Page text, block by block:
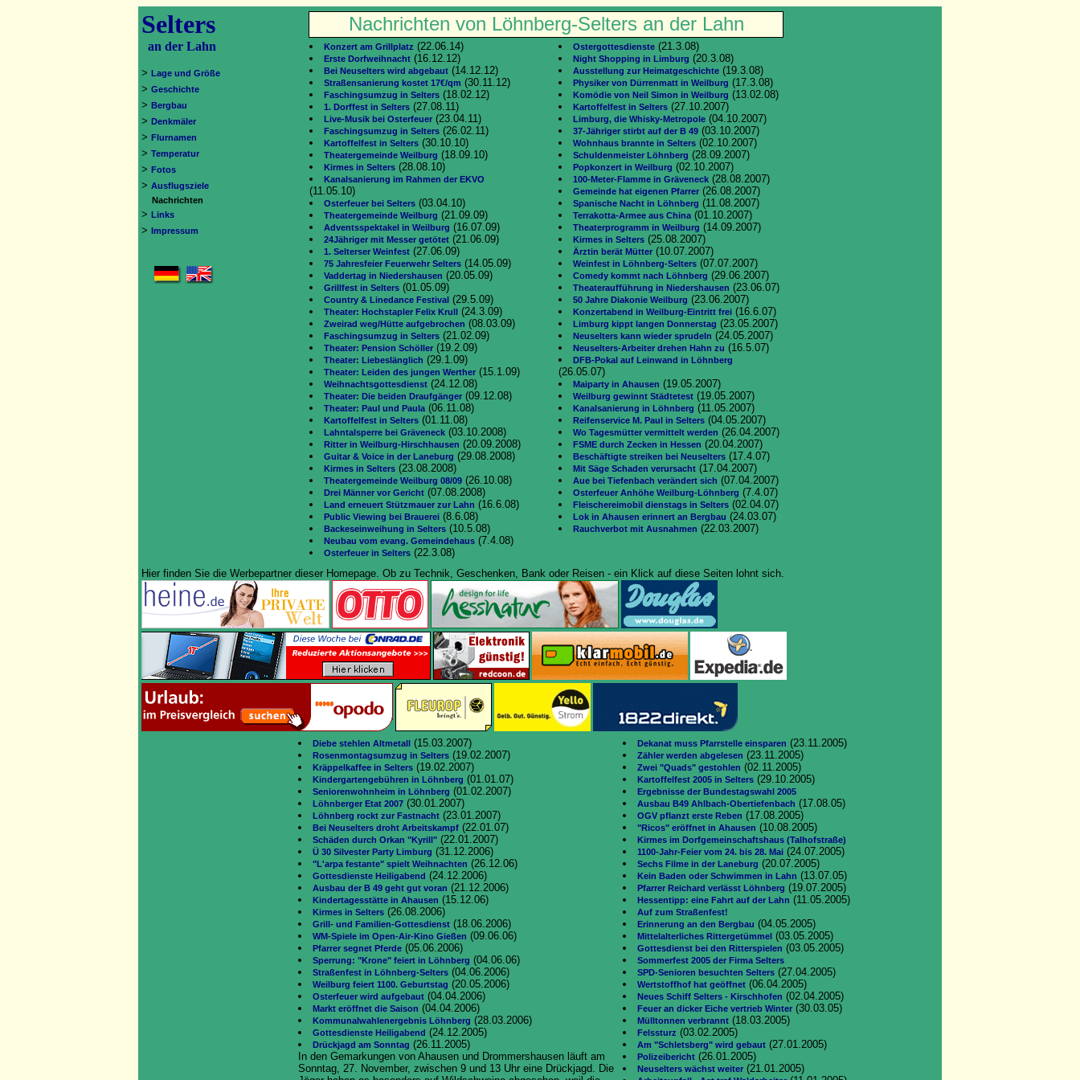
Selters
an der Lahn
> Lage und Größe
> Geschichte
> Bergbau
> Denkmäler
> Flurnamen
> Temperatur
> Fotos
> Ausflugsziele
Nachrichten
> Links
> Impressum
Nachrichten von Löhnberg-Selters an der Lahn
Konzert am Grillplatz (22.06.14)
Erste Dorfweihnacht (16.12.12)
Bei Neuselters wird abgebaut (14.12.12)
Straßensanierung kostet 17€/qm (30.11.12)
Faschingsumzug in Selters (18.02.12)
1. Dorffest in Selters (27.08.11)
Live-Musik bei Osterfeuer (23.04.11)
Faschingsumzug in Selters (26.02.11)
Kartoffelfest in Selters (30.10.10)
Theatergemeinde Weilburg (18.09.10)
Kirmes in Selters (28.08.10)
Kanalsanierung im Rahmen der EKVO
(11.05.10)
Osterfeuer bei Selters (03.04.10)
Theatergemeinde Weilburg (21.09.09)
Adventsspektakel in Weilburg (16.07.09)
24Jähriger mit Messer getötet (21.06.09)
1. Selterser Weinfest (27.06.09)
75 Jahresfeier Feuerwehr Selters (14.05.09)
Vaddertag in Niedershausen (20.05.09)
Grillfest in Selters (01.05.09)
Country & Linedance Festival (29.5.09)
Theater: Hochstapler Felix Krull (24.3.09)
Zweirad weg/Hütte aufgebrochen (08.03.09)
Faschingsumzug in Selters (21.02.09)
Theater: Pension Schöller (19.2.09)
Theater: Liebeslänglich (29.1.09)
Theater: Leiden des jungen Werther (15.1.09)
Weihnachtsgottesdienst (24.12.08)
Theater: Die beiden Draufgänger (09.12.08)
Theater: Paul und Paula(06.11.08)
Kartoffelfest in Selters (01.11.08)
Lahntalsperre bei Gräveneck (03.10.2008)
Ritter in Weilburg-Hirschhausen (20.09.2008)
Guitar & Voice in der Laneburg (29.08.2008)
Kirmes in Selters (23.08.2008)
Theatergemeinde Weilburg 08/09 (26.10.08)
Drei Männer vor Gericht (07.08.2008)
Land erneuert Stützmauer zur Lahn (16.6.08)
Public Viewing bei Brauerei (8.6.08)
Backeseinweihung in Selters (10.5.08)
Neubau vom evang. Gemeindehaus (7.4.08)
Osterfeuer in Selters (22.3.08)
Ostergottesdienste (21.3.08)
Night Shopping in Limburg (20.3.08)
Ausstellung zur Heimatgeschichte (19.3.08)
Physiker von Dürrenmatt in Weilburg (17.3.08)
Komödie von Neil Simon in Weilburg (13.02.08)
Kartoffelfest in Selters (27.10.2007)
Limburg, die Whisky-Metropole (04.10.2007)
37-Jähriger stirbt auf der B 49 (03.10.2007)
Wohnhaus brannte in Selters (02.10.2007)
Schuldenmeister Löhnberg (28.09.2007)
Popkonzert in Weilburg (02.10.2007)
100-Meter-Flamme in Gräveneck (28.08.2007)
Gemeinde hat eigenen Pfarrer (26.08.2007)
Spanische Nacht in Löhnberg (11.08.2007)
Terrakotta-Armee aus China(01.10.2007)
Theaterprogramm in Weilburg (14.09.2007)
Kirmes in Selters (25.08.2007)
Ärztin berät Mütter (10.07.2007)
Weinfest in Löhnberg-Selters (07.07.2007)
Comedy kommt nach Löhnberg (29.06.2007)
Theateraufführung in Niedershausen (23.06.07)
50 Jahre Diakonie Weilburg (23.06.2007)
Konzertabend in Weilburg-Eintritt frei (16.6.07)
Limburg kippt langen Donnerstag (23.05.2007)
Neuselters kann wieder sprudeln (24.05.2007)
Neuselters-Arbeiter drehen Hahn zu (16.5.07)
DFB-Pokal auf Leinwand in Löhnberg
(26.05.07)
Maiparty in Ahausen (19.05.2007)
Weilburg gewinnt Städtetest (19.05.2007)
Kanalsanierung in Löhnberg (11.05.2007)
Reifenservice M. Paul in Selters (04.05.2007)
Wo Tagesmütter vermittelt werden (26.04.2007)
FSME durch Zecken in Hessen (20.04.2007)
Beschäftigte streiken bei Neuselters (17.4.07)
Mit Säge Schaden verursacht (17.04.2007)
Aue bei Tiefenbach verändert sich (07.04.2007)
Osterfeuer Anhöhe Weilburg-Löhnberg (7.4.07)
Fleischereimobil dienstags in Selters (02.04.07)
Lok in Ahausen erinnert an Bergbau (24.03.07)
Rauchverbot mit Ausnahmen (22.03.2007)
Hier finden Sie die Werbepartner dieser Homepage. Ob zu Technik, Geschenken, Bank oder Reisen - ein Klick auf diese Seiten lohnt sich.
Diebe stehlen Altmetall (15.03.2007)
Rosenmontagsumzug in Selters (19.02.2007)
Kräppelkaffee in Selters (19.02.2007)
Kindergartengebühren in Löhnberg (01.01.07)
Seniorenwohnheim in Löhnberg (01.02.2007)
Löhnberger Etat 2007 (30.01.2007)
Löhnberg rockt zur Fastnacht (23.01.2007)
Bei Neuselters droht Arbeitskampf (22.01.07)
Schäden durch Orkan "Kyrill" (22.01.2007)
Ü 30 Silvester Party Limburg (31.12.2006)
"L'arpa festante" spielt Weihnachten (26.12.06)
Gottesdienste Heiligabend (24.12.2006)
Ausbau der B 49 geht gut voran (21.12.2006)
Kindertagesstätte in Ahausen (15.12.06)
Kirmes in Selters (26.08.2006)
Grill- und Familien-Gottesdienst (18.06.2006)
WM-Spiele im Open-Air-Kino Gießen (09.06.06)
Pfarrer segnet Pferde (05.06.2006)
Sperrung: "Krone" feiert in Löhnberg (04.06.06)
Straßenfest in Löhnberg-Selters (04.06.2006)
Weilburg feiert 1100. Geburtstag (20.05.2006)
Osterfeuer wird aufgebaut (04.04.2006)
Markt eröffnet die Saison (04.04.2006)
Kommunalwahlenergebnis Löhnberg (28.03.2006)
Gottesdienste Heiligabend (24.12.2005)
Drückjagd am Sonntag (26.11.2005)
In den Gemarkungen von Ahausen und Drommershausen läuft am
Sonntag, 27. November, zwischen 9 und 13 Uhr eine Drückjagd. Die
Dekanat muss Pfarrstelle einsparen (23.11.2005)
Zähler werden abgelesen (23.11.2005)
Zwei "Quads" gestohlen (02.11.2005)
Kartoffelfest 2005 in Selters (29.10.2005)
Ergebnisse der Bundestagswahl 2005
Ausbau B49 Ahlbach-Obertiefenbach (17.08.05)
OGV pflanzt erste Reben (17.08.2005)
"Ricos" eröffnet in Ahausen (10.08.2005)
Kirmes im Dorfgemeinschaftshaus (Talhofstraße)
1100-Jahr-Feier vom 24. bis 28. Mai (24.07.2005)
Sechs Filme in der Laneburg (20.07.2005)
Kein Baden oder Schwimmen in Lahn (13.07.05)
Pfarrer Reichard verlässt Löhnberg (19.07.2005)
Hessentipp: eine Fahrt auf der Lahn (11.05.2005)
Auf zum Straßenfest!
Erinnerung an den Bergbau (04.05.2005)
Mittelalterliches Rittergetümmel (03.05.2005)
Gottesdienst bei den Ritterspielen (03.05.2005)
Sommerfest 2005 der Firma Selters
SPD-Senioren besuchten Selters (27.04.2005)
Wertstoffhof hat geöffnet (06.04.2005)
Neues Schiff Selters - Kirschhofen (02.04.2005)
Feuer an dicker Eiche vertrieb Winter (30.03.05)
Mülltonnen verbrannt (18.03.2005)
Felssturz (03.02.2005)
Am "Schletsberg" wird gebaut (27.01.2005)
Polizeibericht (26.01.2005)
Neuselters wächst weiter (21.01.2005)